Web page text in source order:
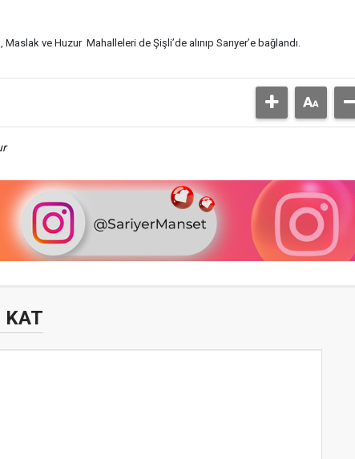
ve Huzur Mahalleleri de Şişli’de alınıp Sarıyer’e bağlandı.
KAT